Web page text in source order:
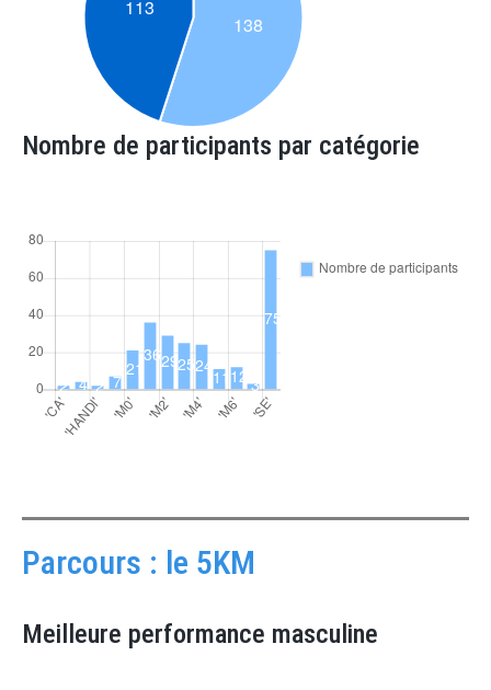
Nombre de participants par catégorie
Parcours : le 5KM
Meilleure performance masculine